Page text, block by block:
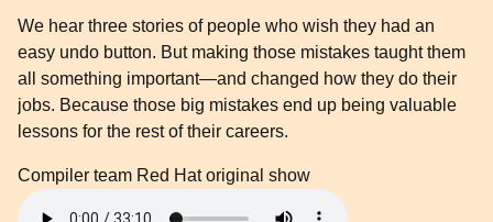
We hear three stories of people who wish they had an
easy undo button. But making those mistakes taught them
all something important—and changed how they do their
jobs. Because those big mistakes end up being valuable
lessons for the rest of their careers.
Compiler team Red Hat original show